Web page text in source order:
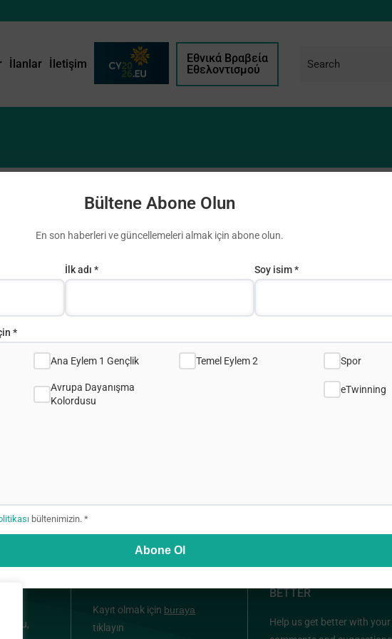
İlanlar İletişim
Εθνικά Βραβεία
Εθελοντισμού
Kayıt olmak için buraya
tıklayın
BETTER
Help us get better with your
Bültene Abone Olun
En son haberleri ve güncellemeleri almak için abone olun.
İlk adı * Soy isim *
*
Ana Eylem 1 Gençlik
Avrupa Dayanışma
Kolordusu
Temel Eylem 2 Spor
eTwinning
bültenimizin. *
Abone Ol